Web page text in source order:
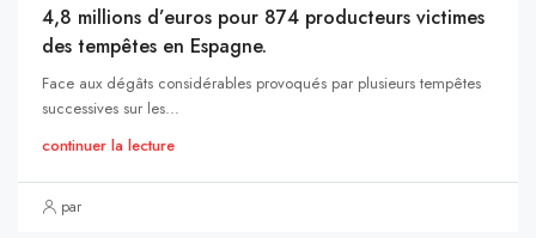
4,8 millions d’euros pour 874 producteurs victimes
des tempêtes en Espagne.
Face aux dégâts considérables provoqués par plusieurs tempêtes
successives sur les...
continuer la lecture
par